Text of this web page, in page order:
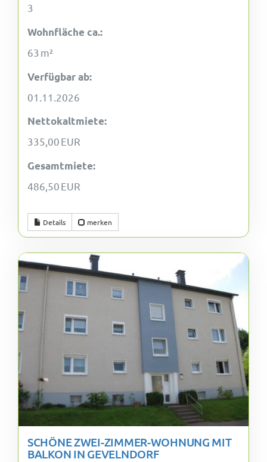
3
Wohnfläche ca.:
63 m²
Verfügbar ab:
01.11.2026
Nettokaltmiete:
335,00 EUR
Gesamtmiete:
486,50 EUR
Details merken
SCHÖNE ZWEI-ZIMMER-WOHNUNG MIT
BALKON IN GEVELNDORF